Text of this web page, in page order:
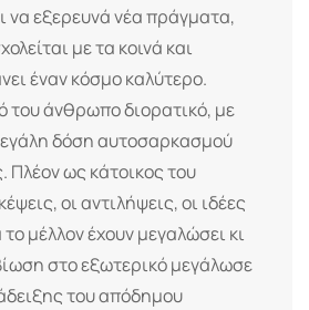
να εξερευνά νέα πράγματα,
με τα κοινά και
έναν κόσμο καλύτερο.
του άνθρωπο διορατικό, με
δόση αυτοσαρκασμού
Πλέον ως κάτοικος του
οι αντιλήψεις, οι ιδέες
το μέλλον έχουν μεγαλώσει κι
στο εξωτερικό μεγάλωσε
του απόδημου